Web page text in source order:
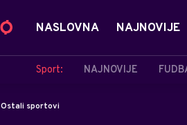
NASLOVNA NAJNOVIJE
Sport: NAJNOVIJE
Ostali sportovi